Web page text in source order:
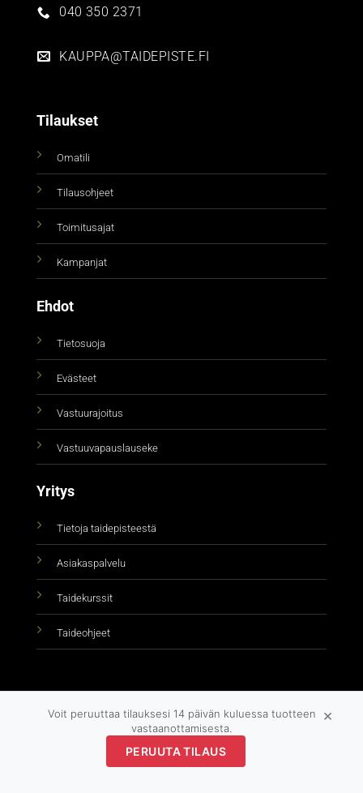
040 350 2371
KAUPPA@TAIDEPISTE.FI
Tilaukset
Omatili
Tilausohjeet
Toimitusajat
Kampanjat
Ehdot
Tietosuoja
Evästeet
Vastuurajoitus
Vastuuvapauslauseke
Yritys
Tietoja taidepisteestä
Asiakaspalvelu
Taidekurssit
Taideohjeet
Copyright 2026 ©taidepiste.fi
Voit peruuttaa tilauksesi 14 päivän kuluessa tuotteen
vastaanottamisesta.
PERUUTA TILAUS
×